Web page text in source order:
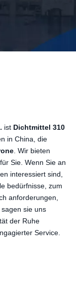
ist Dichtmittel 310
in China, die
. Wir bieten
Sie. Wenn Sie an
interessiert sind,
bedürfnisse, zum
anforderungen,
sie uns
der Ruhe
Service.